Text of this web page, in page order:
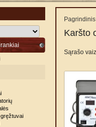
Pagrindinis
Karšto
Sąrašo